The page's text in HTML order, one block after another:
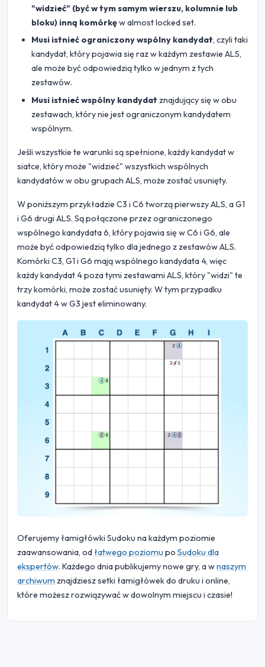
"widzieć" (być w tym samym wierszu, kolumnie lub
bloku) inną komórkęw almost locked set.
Musi istnieć ograniczony wspólny kandydat, czyli taki
kandydat, który pojawia się raz w każdym zestawie ALS,
ale może być odpowiedzią tylko w jednym z tych
zestawów.
Musi istnieć wspólny kandydat znajdujący się w obu
zestawach, który nie jest ograniczonym kandydatem
wspólnym.
Jeśli wszystkie te warunki są spełnione, każdy kandydat w
siatce, który może "widzieć" wszystkich wspólnych
kandydatów w obu grupach ALS, może zostać usunięty.
W poniższym przykładzie C3 i C6 tworzą pierwszy ALS, a G1
i G6 drugi ALS. Są połączone przez ograniczonego
wspólnego kandydata 6, który pojawia się w C6 i G6, ale
może być odpowiedzią tylko dla jednego z zestawów ALS.
Komórki C3, G1 i G6 mają wspólnego kandydata 4, więc
każdy kandydat 4 poza tymi zestawami ALS, który "widzi" te
trzy komórki, może zostać usunięty. W tym przypadku
kandydat 4 w G3 jest eliminowany.
Oferujemy łamigłówki Sudoku na każdym poziomie
zaawansowania, od łatwego poziomu po Sudoku dla
ekspertów. Każdego dnia publikujemy nowe gry, a wnaszym
archiwum znajdziesz setki łamigłówek do druku i online,
które możesz rozwiązywać w dowolnym miejscu i czasie!